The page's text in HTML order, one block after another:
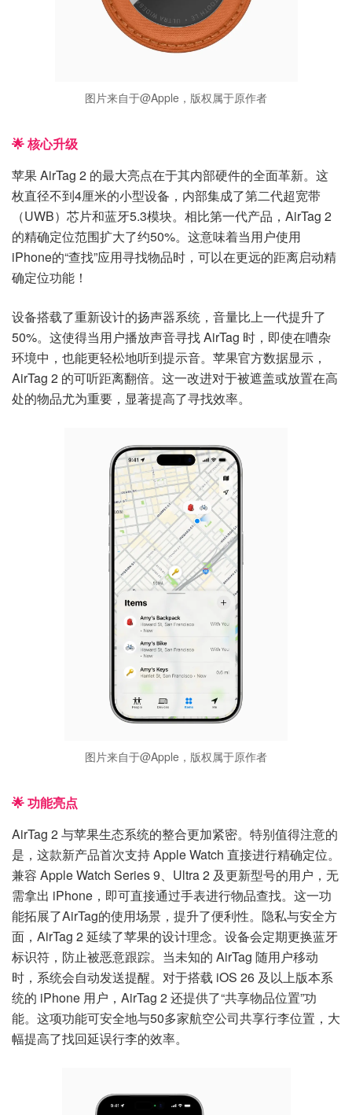
图片来自于@Apple，版权属于原作者
🌟 核心升级
苹果 AirTag 2 的最大亮点在于其内部硬件的全面革新。这
枚直径不到4厘米的小型设备，内部集成了第二代超宽带
（UWB）芯片和蓝牙5.3模块。相比第一代产品，AirTag 2
的精确定位范围扩大了约50%。这意味着当用户使用
iPhone的“查找”应用寻找物品时，可以在更远的距离启动精
确定位功能！
设备搭载了重新设计的扬声器系统，音量比上一代提升了
50%。这使得当用户播放声音寻找 AirTag 时，即使在嘈杂
环境中，也能更轻松地听到提示音。苹果官方数据显示，
AirTag 2 的可听距离翻倍。这一改进对于被遮盖或放置在高
处的物品尤为重要，显著提高了寻找效率。
图片来自于@Apple，版权属于原作者
🌟 功能亮点
AirTag 2 与苹果生态系统的整合更加紧密。特别值得注意的
是，这款新产品首次支持 Apple Watch 直接进行精确定位。
兼容 Apple Watch Series 9、Ultra 2 及更新型号的用户，无
需拿出 iPhone，即可直接通过手表进行物品查找。这一功
能拓展了AirTag的使用场景，提升了便利性。隐私与安全方
面，AirTag 2 延续了苹果的设计理念。设备会定期更换蓝牙
标识符，防止被恶意跟踪。当未知的 AirTag 随用户移动
时，系统会自动发送提醒。对于搭载 iOS 26 及以上版本系
统的 iPhone 用户，AirTag 2 还提供了“共享物品位置”功
能。这项功能可安全地与50多家航空公司共享行李位置，大
幅提高了找回延误行李的效率。